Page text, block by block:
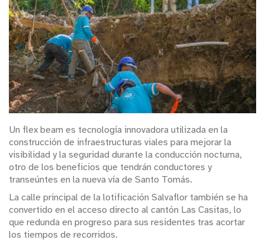
Un flex beam es tecnología innovadora utilizada en la
construcción de infraestructuras viales para mejorar la
visibilidad y la seguridad durante la conducción nocturna,
otro de los beneficios que tendrán conductores y
transeúntes en la nueva vía de Santo Tomás.
La calle principal de la lotificación Salvaflor también se ha
convertido en el acceso directo al cantón Las Casitas, lo
que redunda en progreso para sus residentes tras acortar
los tiempos de recorridos.